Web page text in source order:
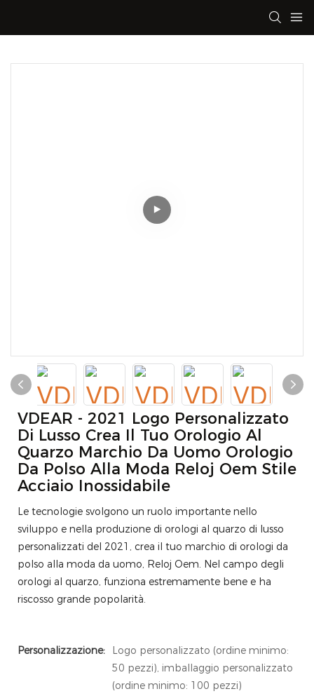
VDEAR - 2021 Logo Personalizzato
Di Lusso Crea Il Tuo Orologio Al
Quarzo Marchio Da Uomo Orologio
Da Polso Alla Moda Reloj Oem Stile
Acciaio Inossidabile
Le tecnologie svolgono un ruolo importante nello
sviluppo e nella produzione di orologi al quarzo di lusso
personalizzati del 2021, crea il tuo marchio di orologi da
polso alla moda da uomo, Reloj Oem. Nel campo degli
orologi al quarzo, funziona estremamente bene e ha
riscosso grande popolarità.
Personalizzazione:
Logo personalizzato (ordine minimo:
50 pezzi), imballaggio personalizzato
(ordine minimo: 100 pezzi)